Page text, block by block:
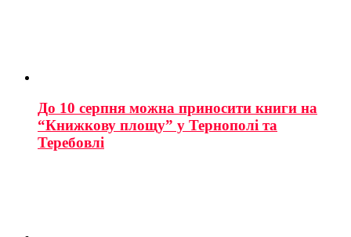
До 10 серпня можна приносити книги на
“Книжкову площу” у Тернополі та
Теребовлі